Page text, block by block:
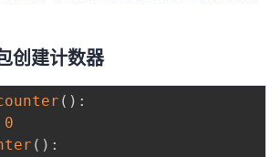
创建计数器
( ) :
0
( ) :